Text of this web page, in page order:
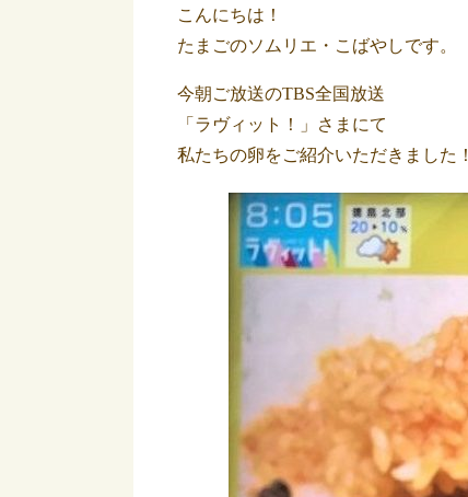
こんにちは！
たまごのソムリエ・こばやしです。
今朝ご放送のTBS全国放送
「ラヴィット！」さまにて
私たちの卵をご紹介いただきました！